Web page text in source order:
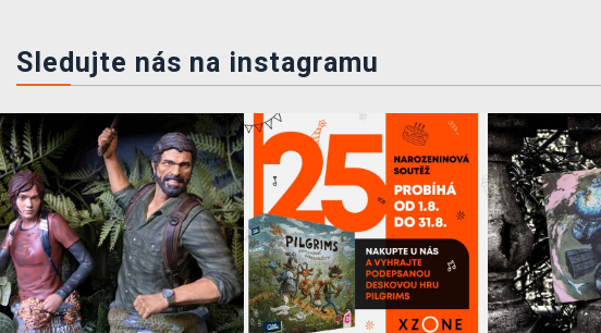
Sledujte nás na instagramu